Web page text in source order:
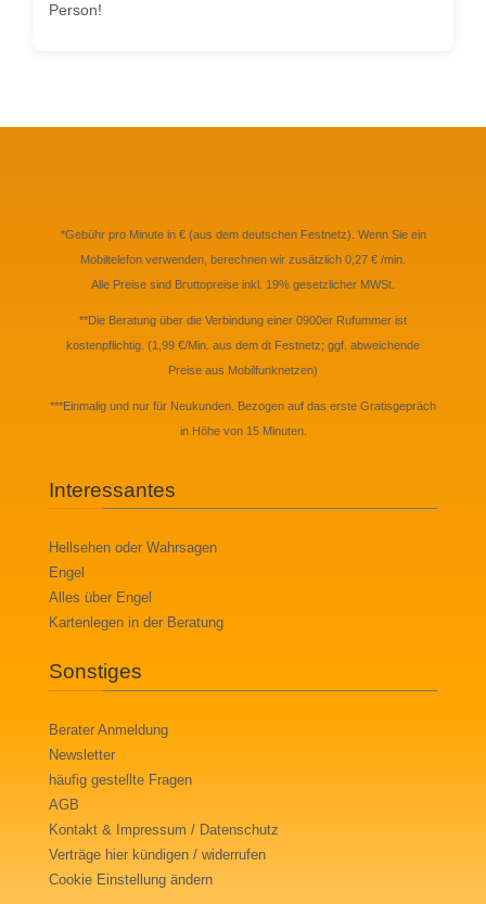
Person!
*Gebühr pro Minute in € (aus dem deutschen Festnetz). Wenn Sie ein
Mobiltelefon verwenden, berechnen wir zusätzlich 0,27 € /min.
Alle Preise sind Bruttopreise inkl. 19% gesetzlicher MWSt.
**Die Beratung über die Verbindung einer 0900er Rufummer ist
kostenpflichtig. (1,99 €/Min. aus dem dt Festnetz; ggf. abweichende
Preise aus Mobilfunknetzen)
***Einmalig und nur für Neukunden. Bezogen auf das erste Gratisgepräch
in Höhe von 15 Minuten.
Interessantes
Hellsehen oder Wahrsagen
Engel
Alles über Engel
Kartenlegen in der Beratung
Sonstiges
Berater Anmeldung
Newsletter
häufig gestellte Fragen
AGB
Kontakt & Impressum / Datenschutz
Verträge hier kündigen / widerrufen
Cookie Einstellung ändern